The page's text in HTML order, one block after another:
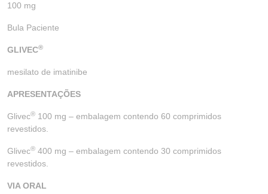
100 mg
Bula Paciente
GLIVEC®
mesilato de imatinibe
APRESENTAÇÕES
Glivec® 100 mg – embalagem contendo 60 comprimidos
revestidos.
Glivec® 400 mg – embalagem contendo 30 comprimidos
revestidos.
VIA ORAL